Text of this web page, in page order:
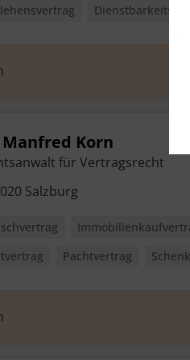
Manfred Korn
für Vertragsrecht
Salzburg
Pachtvertrag